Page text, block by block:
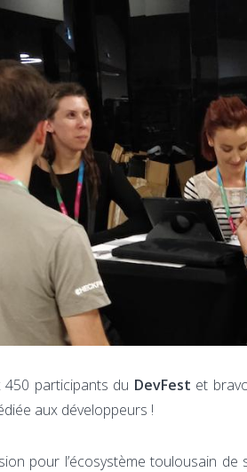
450 participants du DevFest et
aux développeurs !
pour l’écosystème toulousain